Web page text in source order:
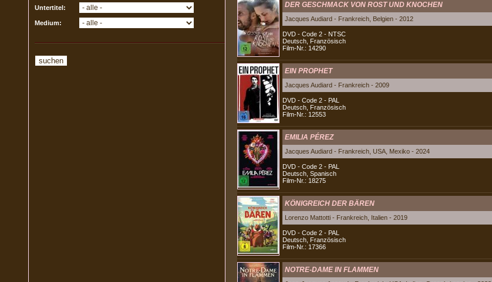
Untertitel:
Medium:
DER GESCHMACK VON ROST UND KNOCHEN
Jacques Audiard - Frankreich, Belgien - 2012
DVD - Code 2 - NTSC
Deutsch, Französisch
Film-Nr.: 14290
EIN PROPHET
Jacques Audiard - Frankreich - 2009
DVD - Code 2 - PAL
Deutsch, Französisch
Film-Nr.: 12553
EMILIA PÉREZ
Jacques Audiard - Frankreich, USA, Mexiko - 2024
DVD - Code 2 - PAL
Deutsch, Spanisch
Film-Nr.: 18275
KÖNIGREICH DER BÄREN
Lorenzo Mattotti - Frankreich, Italien - 2019
DVD - Code 2 - PAL
Deutsch, Französisch
Film-Nr.: 17366
NOTRE-DAME IN FLAMMEN